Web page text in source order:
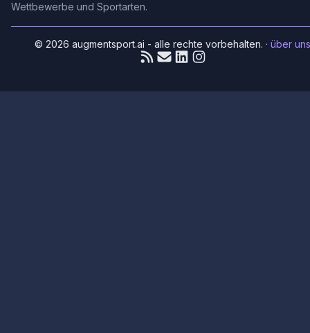
Wettbewerbe und Sportarten.
© 2026 augmentsport.ai - alle rechte vorbehalten. ·über